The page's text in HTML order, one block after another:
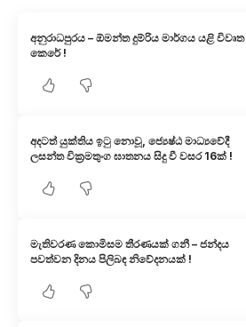
අනුරාධපුරය – ඕමන්ත දුම්රිය මාර්ගය යළි විවෘත
කෙරේ !
අදටත් යුක්තිය ඉටු නොවූ, ජ්‍යෙෂ්ඨ මාධ්‍යවේදී
ලසන්ත වික්‍රමතුංග ඝාතනය සිදු වී වසර 16ක් !
මැතිවරණ කොමිසම තීරණයක් ගනී – ජන්දය
පවත්වන දිනය පිලිබඳ නිවේදනයක් !